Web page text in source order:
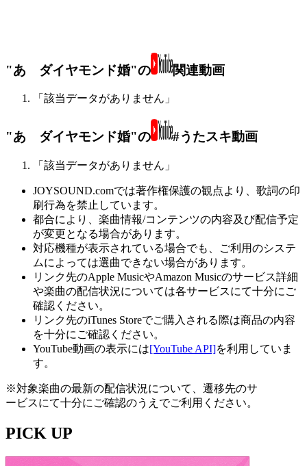
"あゝダイヤモンド婚"の 関連動画
「該当データがありません」
"あゝダイヤモンド婚"の #うたスキ動画
「該当データがありません」
JOYSOUND.comでは著作権保護の観点より、歌詞の印
刷行為を禁止しています。
都合により、楽曲情報/コンテンツの内容及び配信予定
が変更となる場合があります。
対応機種が表示されている場合でも、ご利用のシステ
ムによっては選曲できない場合があります。
リンク先のApple MusicやAmazon Musicのサービス詳細
や楽曲の配信状況については各サービスにて十分にご
確認ください。
リンク先のiTunes Storeでご購入される際は商品の内容
を十分にご確認ください。
YouTube動画の表示には[YouTube API]を利用していま
す。
※対象楽曲の最新の配信状況について、遷移先のサ
ービスにて十分にご確認のうえでご利用ください。
PICK UP